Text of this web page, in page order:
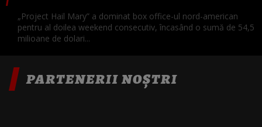
„Project Hail Mary” a dominat box office-ul nord-american
pentru al doilea weekend consecutiv, încasând o sumă de 54,5
milioane de dolari...
PARTENERII NOȘTRI